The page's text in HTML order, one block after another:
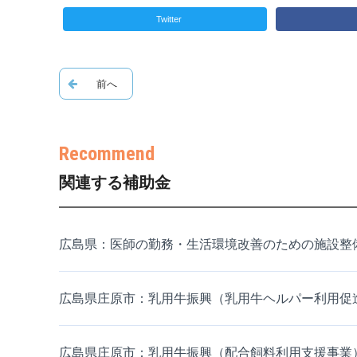
Twitter
関連する補助金
広島県：医師の勤務・生活環境改善のための施設
広島県庄原市：乳用牛振興（乳用牛ヘルパー利用促
広島県庄原市：乳用牛振興（配合飼料利用支援事業